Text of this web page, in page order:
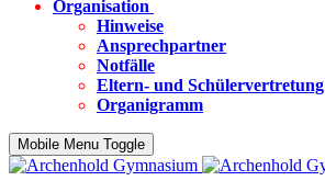
Organisation
Hinweise
Ansprechpartner
Notfälle
Eltern- und Schülervertretung
Organigramm
Mobile Menu Toggle